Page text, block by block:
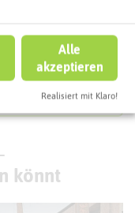
könnt
Alle
akzeptieren
Realisiert mit Klaro!